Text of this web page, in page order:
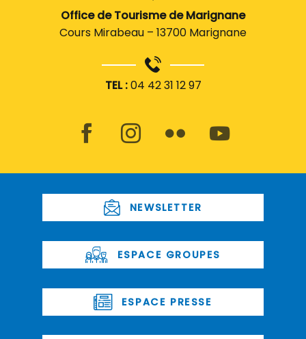
Office de Tourisme de Marignane
Cours Mirabeau – 13700 Marignane
TEL :04 42 31 12 97
NEWSLETTER
ESPACE GROUPES
ESPACE PRESSE